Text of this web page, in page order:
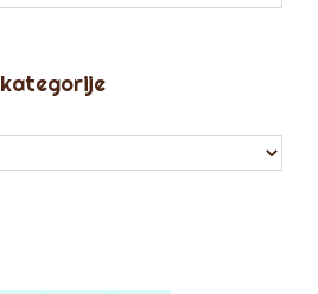
kategorije